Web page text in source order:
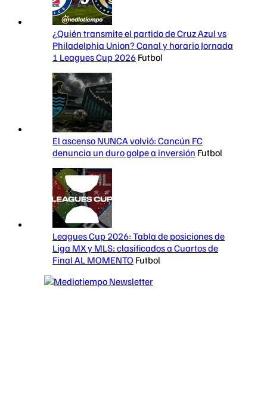
¿Quién transmite el partido de Cruz Azul vs
Philadelphia Union? Canal y horario Jornada
1 Leagues Cup 2026 Futbol
El ascenso NUNCA volvió: Cancún FC
denuncia un duro golpe a inversión Futbol
Leagues Cup 2026: Tabla de posiciones de
Liga MX y MLS; clasificados a Cuartos de
Final AL MOMENTO Futbol